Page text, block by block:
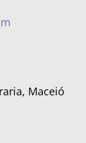
Maceió